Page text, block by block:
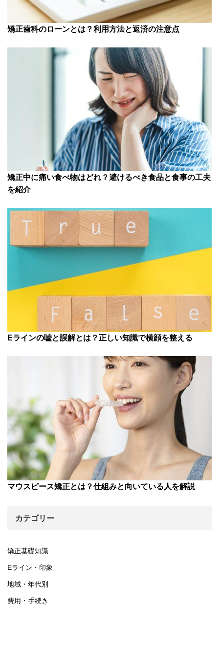
矯正歯科のローンとは？利用方法と返済の注意点
矯正中に痛い食べ物はどれ？避けるべき食品と食事の工夫
を紹介
Eラインの嘘と誤解とは？正しい知識で横顔を整える
マウスピース矯正とは？仕組みと向いている人を解説
カテゴリー
矯正基礎知識
Eライン・印象
地域・年代別
費用・手続き